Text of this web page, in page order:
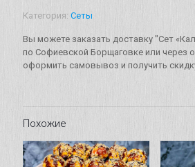
Вес:
1200г.
Категория: Сеты
Вы можете заказать доставку "Сет
по Софиевской Борщаговке или через
оформить самовывоз и получить
Похожие